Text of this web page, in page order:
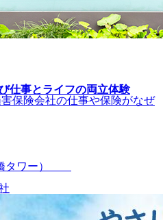
仕事とライフの両立体験
保険会社の仕事や保険がなぜ
橋タワー）